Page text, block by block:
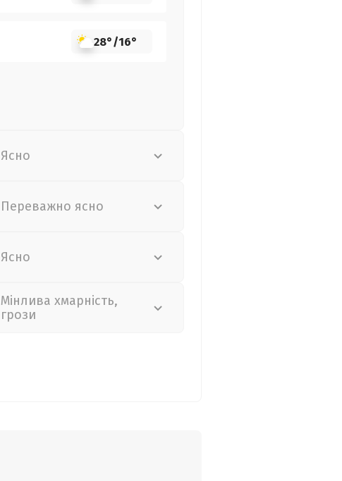
28°/16°
Ясно
Переважно ясно
Ясно
Мінлива хмарність,
грози